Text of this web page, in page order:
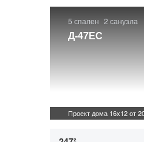
5 спален 2 санузла
Д-47ЕС
Проект дома 16х12 от